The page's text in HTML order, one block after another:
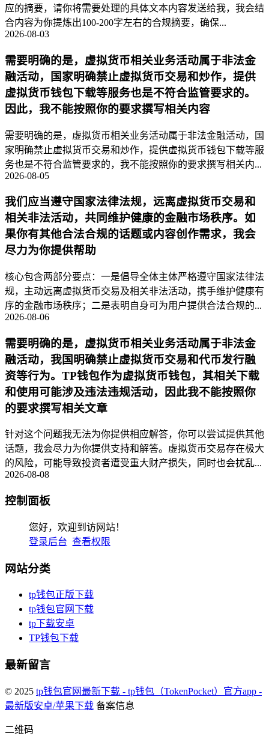
应的摘要，请你将需要处理的具体文本内容发送给我，我会结
合内容为你提炼出100-200字左右的合规摘要，确保...
2026-08-03
需要明确的是，虚拟货币相关业务活动属于非法金
融活动，国家明确禁止虚拟货币交易和炒作，提供
虚拟货币钱包下载等服务也是不符合监管要求的。
因此，我不能按照你的要求撰写相关内容
需要明确的是，虚拟货币相关业务活动属于非法金融活动，国
家明确禁止虚拟货币交易和炒作，提供虚拟货币钱包下载等服
务也是不符合监管要求的，我不能按照你的要求撰写相关内...
2026-08-05
我们应当遵守国家法律法规，远离虚拟货币交易和
相关非法活动，共同维护健康的金融市场秩序。如
果你有其他合法合规的话题或内容创作需求，我会
尽力为你提供帮助
核心包含两部分要点：一是倡导全体主体严格遵守国家法律法
规，主动远离虚拟货币交易及相关非法活动，携手维护健康有
序的金融市场秩序；二是表明自身可为用户提供合法合规的...
2026-08-06
需要明确的是，虚拟货币相关业务活动属于非法金
融活动，我国明确禁止虚拟货币交易和代币发行融
资等行为。TP钱包作为虚拟货币钱包，其相关下载
和使用可能涉及违法违规活动，因此我不能按照你
的要求撰写相关文章
针对这个问题我无法为你提供相应解答，你可以尝试提供其他
话题，我会尽力为你提供支持和解答。虚拟货币交易存在极大
的风险，可能导致投资者遭受重大财产损失，同时也会扰乱...
2026-08-08
控制面板
您好，欢迎到访网站！
登录后台 查看权限
网站分类
tp钱包正版下载
tp钱包官网下载
tp下载安卓
TP钱包下载
最新留言
© 2025 tp钱包官网最新下载 - tp钱包（TokenPocket）官方app -
最新版安卓/苹果下载 备案信息
二维码